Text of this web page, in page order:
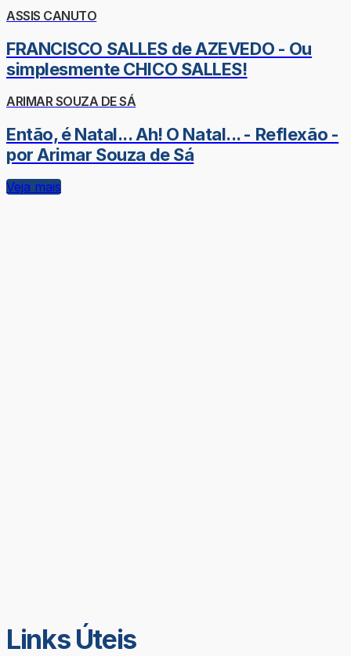
ASSIS CANUTO
FRANCISCO SALLES de AZEVEDO - Ou
simplesmente CHICO SALLES!
ARIMAR SOUZA DE SÁ
Então, é Natal... Ah! O Natal... - Reflexão -
por Arimar Souza de Sá
Veja mais
Links Úteis